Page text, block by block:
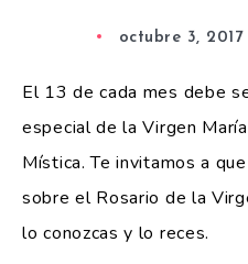
octubre 3, 2017
El 13 de cada mes debe
especial de la Virgen
Mística. Te invitamos a
sobre el Rosario de la
lo conozcas y lo reces.